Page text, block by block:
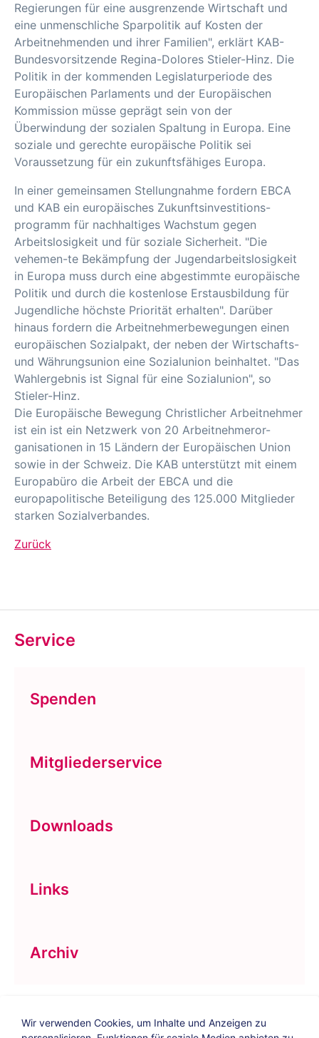
Regierungen für eine ausgrenzende Wirtschaft und
eine unmenschliche Sparpolitik auf Kosten der
Arbeitnehmenden und ihrer Familien", erklärt KAB-
Bundesvorsitzende Regina-Dolores Stieler-Hinz. Die
Politik in der kommenden Legislaturperiode des
Europäischen Parlaments und der Europäischen
Kommission müsse geprägt sein von der
Überwindung der sozialen Spaltung in Europa. Eine
soziale und gerechte europäische Politik sei
Voraussetzung für ein zukunftsfähiges Europa.
In einer gemeinsamen Stellungnahme fordern EBCA
und KAB ein europäisches Zukunftsinvestitions-
programm für nachhaltiges Wachstum gegen
Arbeitslosigkeit und für soziale Sicherheit. "Die
vehemen-te Bekämpfung der Jugendarbeitslosigkeit
in Europa muss durch eine abgestimmte europäische
Politik und durch die kostenlose Erstausbildung für
Jugendliche höchste Priorität erhalten". Darüber
hinaus fordern die Arbeitnehmerbewegungen einen
europäischen Sozialpakt, der neben der Wirtschafts-
und Währungsunion eine Sozialunion beinhaltet. "Das
Wahlergebnis ist Signal für eine Sozialunion", so
Stieler-Hinz.
Die Europäische Bewegung Christlicher Arbeitnehmer
ist ein ist ein Netzwerk von 20 Arbeitnehmeror-
ganisationen in 15 Ländern der Europäischen Union
sowie in der Schweiz. Die KAB unterstützt mit einem
Europabüro die Arbeit der EBCA und die
europapolitische Beteiligung des 125.000 Mitglieder
starken Sozialverbandes.
Zurück
Service
Spenden
Mitgliederservice
Downloads
Links
Archiv
Wir verwenden Cookies, um Inhalte und Anzeigen zu